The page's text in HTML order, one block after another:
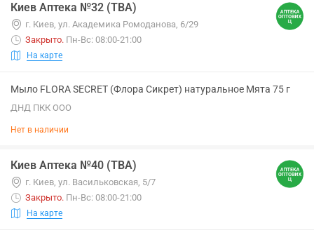
Киев Аптека №32 (ТВА)
г. Киев, ул. Академика Ромоданова, 6/29
Закрыто. Пн-Вс: 08:00-21:00
На карте
Мыло FLORA SECRET (Флора Сикрет) натуральное Мята 75 г
ДНД ПКК ООО
Нет в наличии
Киев Аптека №40 (ТВА)
г. Киев, ул. Васильковская, 5/7
Закрыто. Пн-Вс: 08:00-21:00
На карте